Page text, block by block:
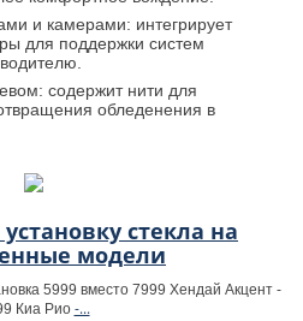
и камерами: интегрирует
для поддержки систем
содержит нити для
обледенения в
стекла на
модели
5999 вместо 7999 Хендай Акцент -
Киа Рио -...